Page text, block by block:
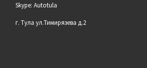
Skype: Autotula
г. Тула ул.Тимирязева д.2